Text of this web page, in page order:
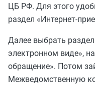
ЦБ РФ. Для этого
раздел «Интернет-
Далее выбрать
электронном виде»,
обращение». Потом
Межведомственную